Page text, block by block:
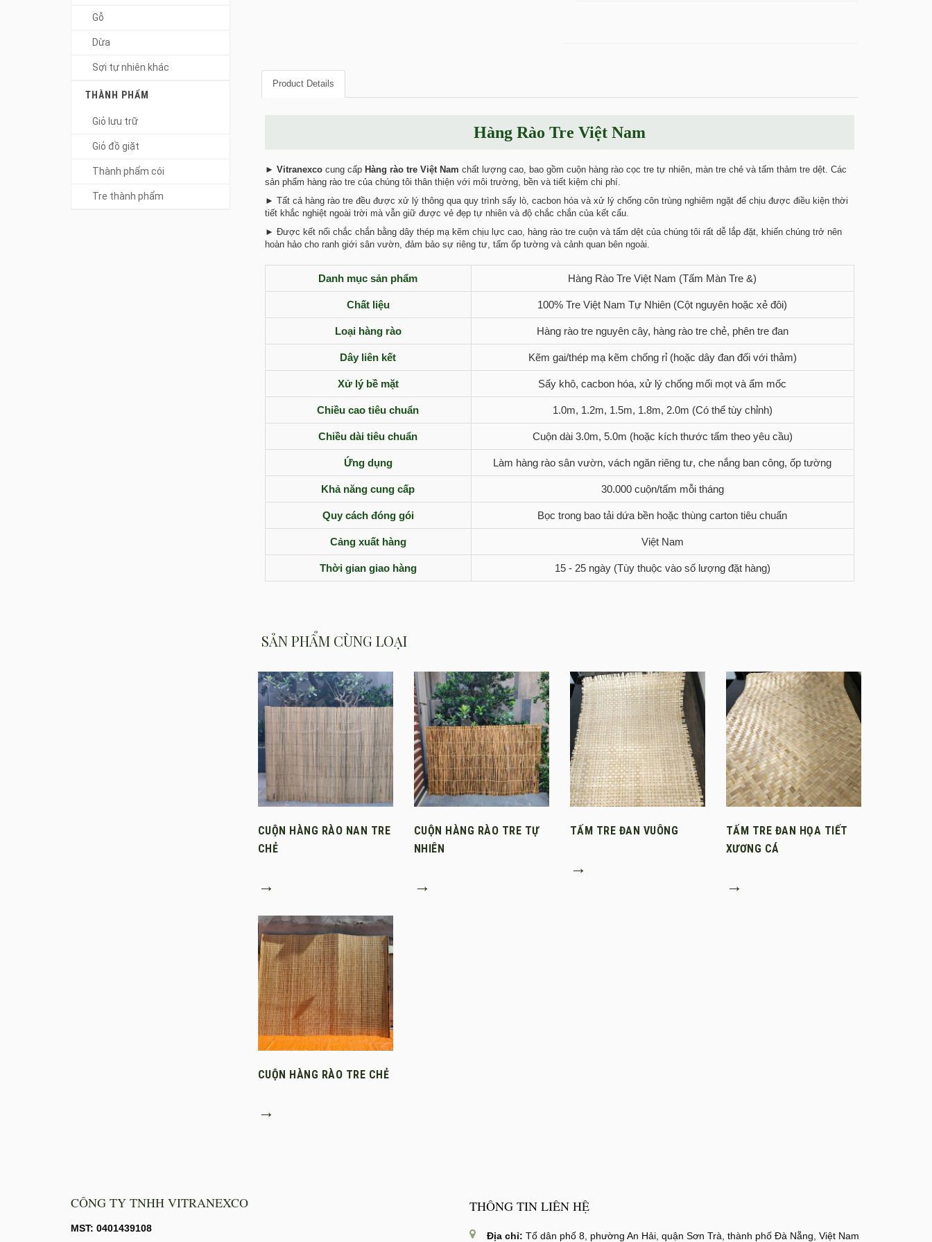
Product Details
Hàng Rào Tre Việt Nam
► Vitranexcocung cấp Hàng rào tre Việt Nam chất lượng cao, bao gồm cuộn hàng rào cọc tre tự nhiên, màn tre chẻ và tấm thảm tre dệt. Các
sản phẩm hàng rào tre của chúng tôi thân thiện với môi trường, bền và tiết kiệm chi phí.
► Tất cả hàng rào tre đều được xử lý thông qua quy trình sấy lò, cacbon hóa và xử lý chống côn trùng nghiêm ngặt để chịu được điều kiện thời
tiết khắc nghiệt ngoài trời mà vẫn giữ được vẻ đẹp tự nhiên và độ chắc chắn của kết cấu.
► Được kết nối chắc chắn bằng dây thép mạ kẽm chịu lực cao, hàng rào tre cuộn và tấm dệt của chúng tôi rất dễ lắp đặt, khiến chúng trở nên
hoàn hảo cho ranh giới sân vườn, đảm bảo sự riêng tư, tấm ốp tường và cảnh quan bên ngoài.
Danh mục sản phẩm Hàng Rào Tre Việt Nam (Tấm Màn Tre &)
Chất liệu 100% Tre Việt Nam Tự Nhiên (Cột nguyên hoặc xẻ đôi)
Loại hàng rào Hàng rào tre nguyên cây, hàng rào tre chẻ, phên tre đan
Dây liên kết Kẽm gai/thép mạ kẽm chống rỉ (hoặc dây đan đối với thảm)
Xử lý bề mặt Sấy khô, cacbon hóa, xử lý chống mối mọt và ẩm mốc
Chiều cao tiêu chuẩn 1.0m, 1.2m, 1.5m, 1.8m, 2.0m (Có thể tùy chỉnh)
Chiều dài tiêu chuẩn Cuộn dài 3.0m, 5.0m (hoặc kích thước tấm theo yêu cầu)
Ứng dụng Làm hàng rào sân vườn, vách ngăn riêng tư, che nắng ban công, ốp tường
Khả năng cung cấp 30.000 cuộn/tấm mỗi tháng
Quy cách đóng gói Bọc trong bao tải dứa bền hoặc thùng carton tiêu chuẩn
Cảng xuất hàng Việt Nam
Thời gian giao hàng 15 - 25 ngày (Tùy thuộc vào số lượng đặt hàng)
SẢN PHẨM CÙNG LOẠI
CUỘN HÀNG RÀO NAN TRE
CHẺ
→
CUỘN HÀNG RÀO TRE TỰ
NHIÊN
→
TẤM TRE ĐAN VUÔNG
→
TẤM TRE ĐAN HỌA TIẾT
XƯƠNG CÁ
→
CUỘN HÀNG RÀO TRE CHẺ
→
Gỗ
Dừa
Sợi tự nhiên khác
THÀNH PHẨM
Giỏ lưu trữ
Giỏ đồ giặt
Thành phẩm cói
Tre thành phẩm
CÔNG TY TNHH VITRANEXCO
MST: 0401439108
THÔNG TIN LIÊN HỆ
Địa chỉ: Tổ dân phố 8, phường An Hải, quận Sơn Trà, thành phố Đà Nẵng, Việt Nam